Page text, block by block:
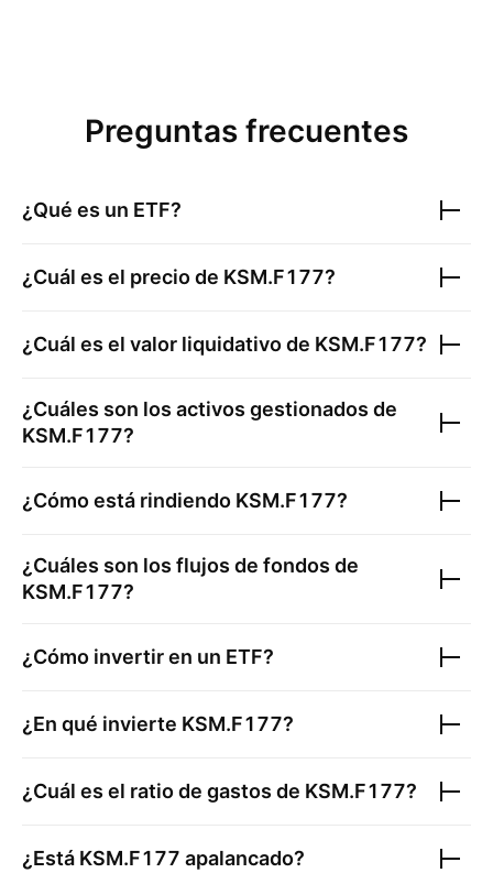
Preguntas frecuentes
¿Qué es un ETF?
¿Cuál es el precio de KSM.F177?
¿Cuál es el valor liquidativo de KSM.F177?
¿Cuáles son los activos gestionados de
KSM.F177?
¿Cómo está rindiendo KSM.F177?
¿Cuáles son los flujos de fondos de
KSM.F177?
¿Cómo invertir en un ETF?
¿En qué invierte KSM.F177?
¿Cuál es el ratio de gastos de KSM.F177?
¿Está KSM.F177 apalancado?